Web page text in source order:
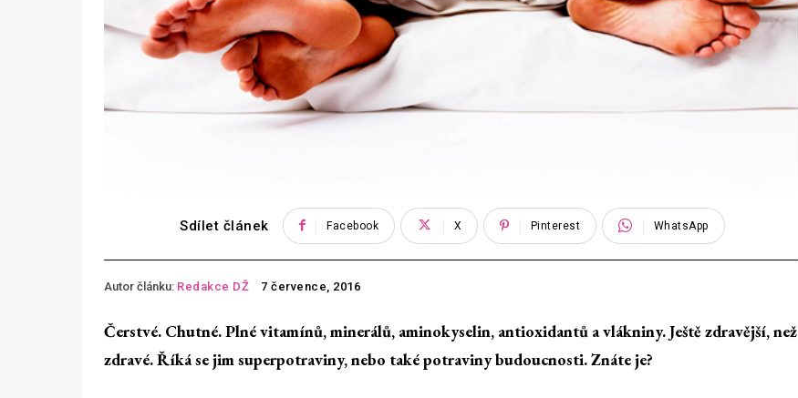
Sdílet článek Facebook X Pinterest WhatsApp
Autor článku: Redakce DŽ 7 července, 2016
Čerstvé. Chutné. Plné vitamínů, minerálů, aminokyselin, antioxidantů a vlákniny. Ještě zdravější, než
zdravé. Říká se jim superpotraviny, nebo také potraviny budoucnosti. Znáte je?